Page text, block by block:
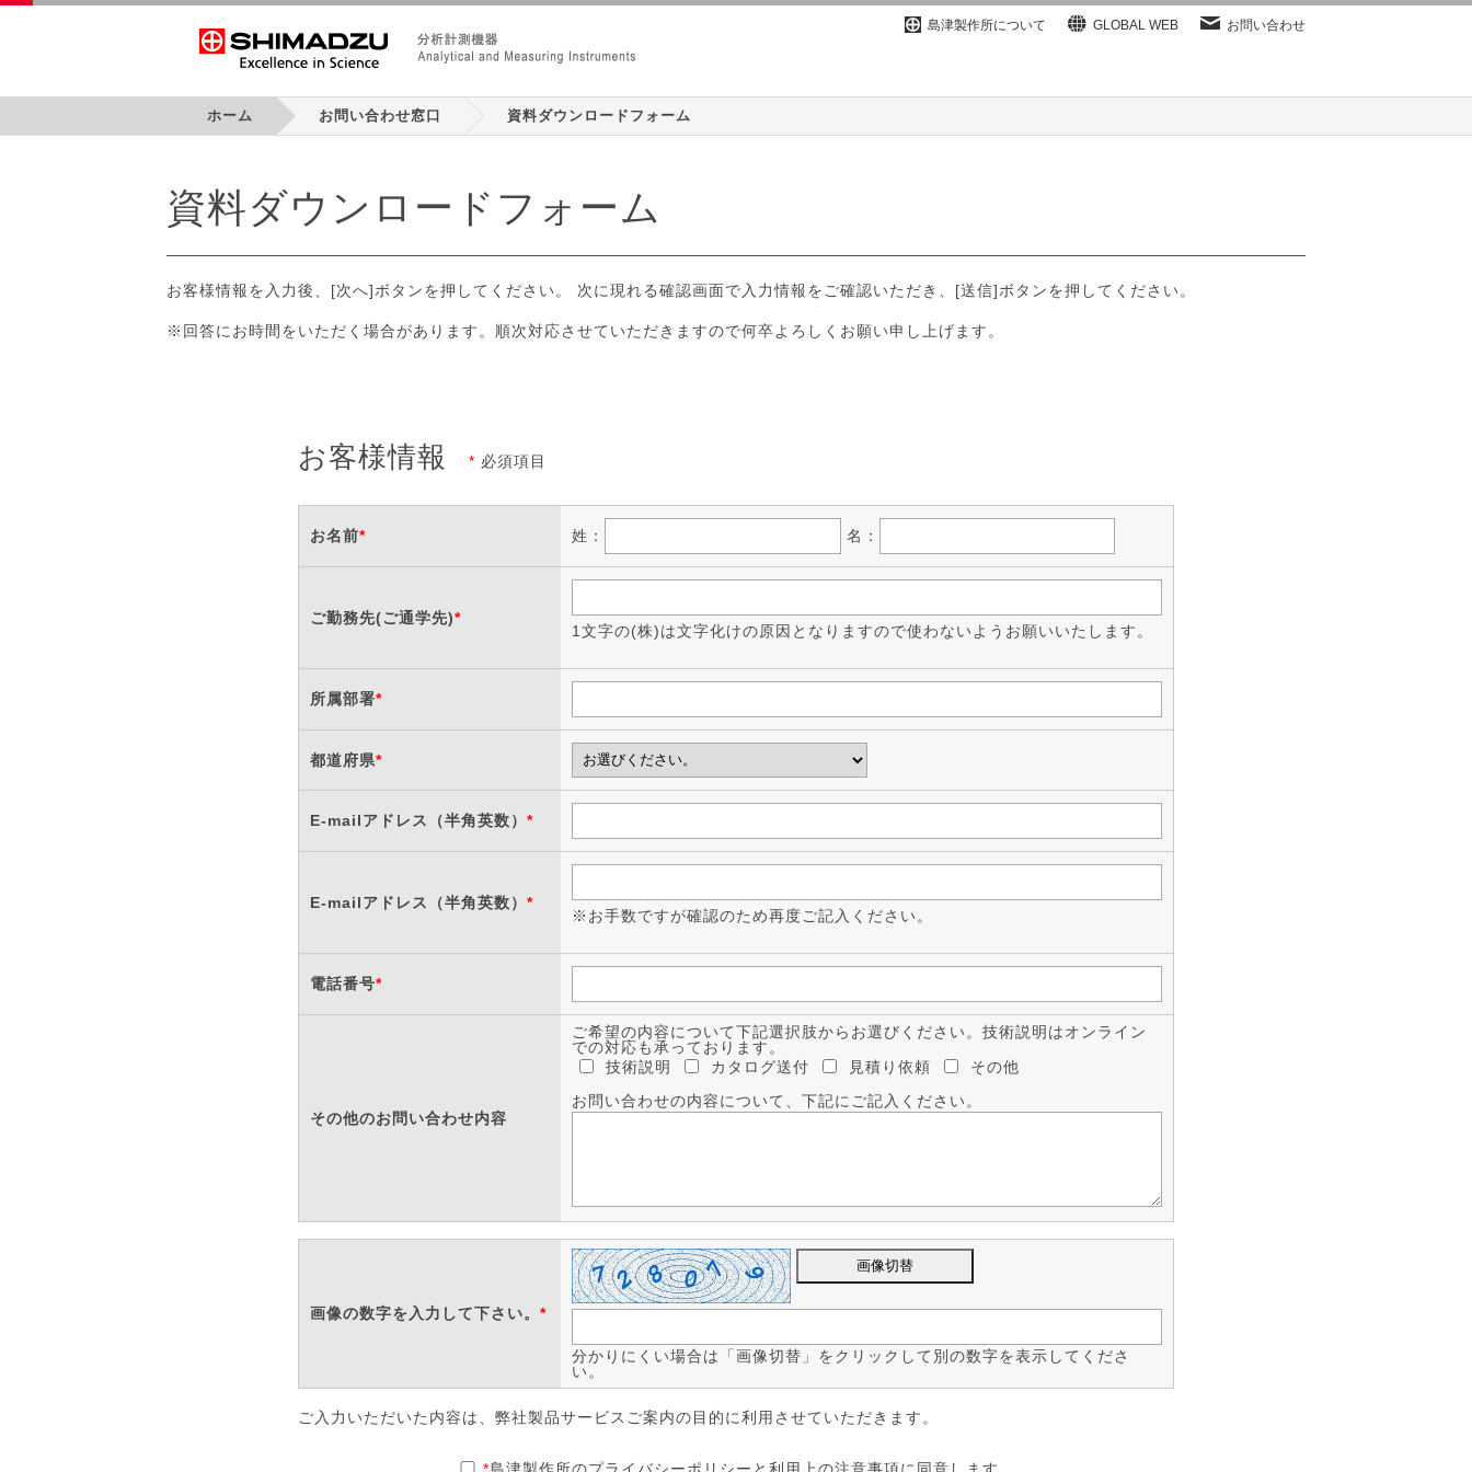
SHIMADZU
島津製作所について GLOBAL WEB お問い合わせ
ホーム お問い合わせ窓口 資料ダウンロードフォーム
資料ダウンロードフォーム
お客様情報を入力後、[次へ]ボタンを押してください。 次に現れる確認画面で入力情報をご確認いただき、[送信]ボタンを押してください。
※回答にお時間をいただく場合があります。順次対応させていただきますので何卒よろしくお願い申し上げます。
お客様情報 * 必須項目
お名前* 姓： 名：
ご勤務先(ご通学先)*
1文字の(株)は文字化けの原因となりますので使わないようお願いいたします。
所属部署*
都道府県*
E-mailアドレス（半角英数） *
E-mailアドレス（半角英数） *
※お手数ですが確認のため再度ご記入ください。
電話番号*
その他のお問い合わせ内容
ご希望の内容について下記選択肢からお選びください。技術説明はオンライン
での対応も承っております。
技術説明
カタログ送付 見積り依頼
その他
お問い合わせの内容について、下記にご記入ください。
画像の数字を入力して下さい。 *
分かりにくい場合は「画像切替」をクリックして別の数字を表示してくださ
い。
ご入力いただいた内容は、弊社製品サービスご案内の目的に利用させていただきます。